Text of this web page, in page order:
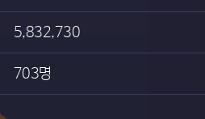
5,832,730
703명